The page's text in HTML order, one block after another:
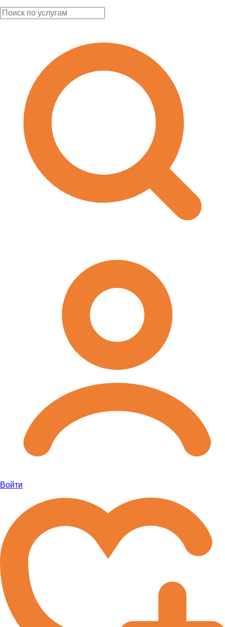
Войти